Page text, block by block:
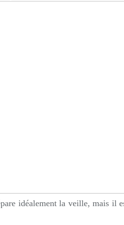
idéalement la veille, mais il